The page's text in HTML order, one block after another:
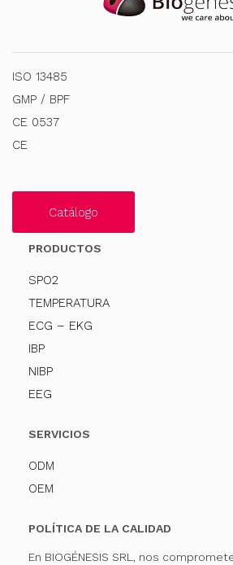
ISO 13485
GMP / BPF
CE 0537
CE
Catálogo
PRODUCTOS
SPO2
TEMPERATURA
ECG – EKG
IBP
NIBP
EEG
SERVICIOS
ODM
OEM
POLÍTICA DE LA CALIDAD
En BIOGÉNESIS SRL, nos